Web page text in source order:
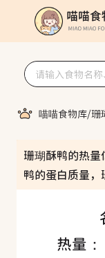
喵喵食物库/珊
珊瑚酥鸭的热
鸭的蛋白质量
热量：